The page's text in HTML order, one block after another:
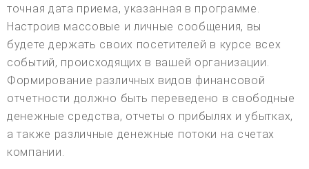
точная дата приема, указанная в программе.
Настроив массовые и личные сообщения, вы
будете держать своих посетителей в курсе всех
событий, происходящих в вашей организации.
Формирование различных видов финансовой
отчетности должно быть переведено в свободные
денежные средства, отчеты о прибылях и убытках,
а также различные денежные потоки на счетах
компании.